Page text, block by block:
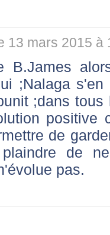
13 mars 2015 à
B.James
;Nalaga
;dans
positive
de
de
pas.